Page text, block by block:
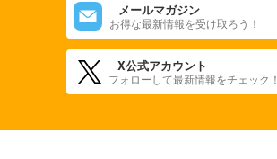
メールマガジン
お得な最新情報を受け取ろう！
X公式アカウント
フォローして最新情報をチェック！